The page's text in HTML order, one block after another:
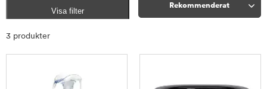
Visa filter
Rekommenderat
3 produkter